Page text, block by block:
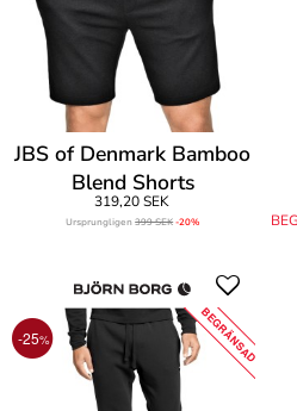
JBS of Denmark Bamboo
Blend Shorts
319,20 SEK
Ursprungligen399 SEK-20%
-25% BEGRÄNSAD